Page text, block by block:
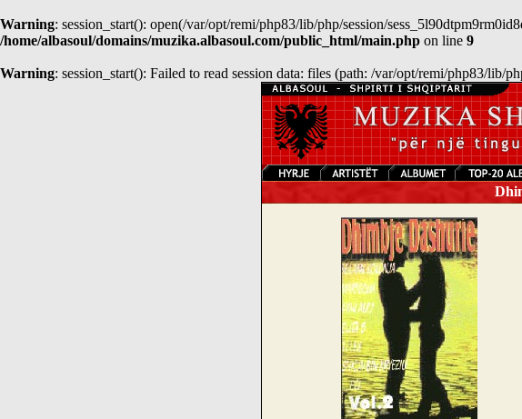
Warning: session_start(): open(/var/opt/remi/php83/lib/php/session/
/home/albasoul/domains/muzika.albasoul.com/public_html/main.php on line 9
Warning: session_start(): Failed to read session data: files (path: /var/opt/remi/php83/lib/